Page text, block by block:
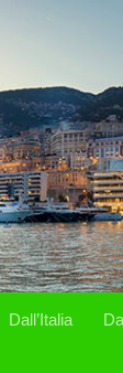
Dall’Italia